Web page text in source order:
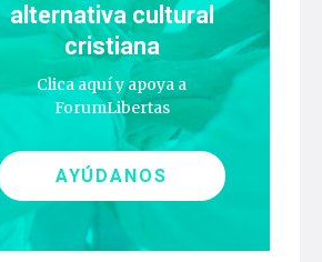
alternativa cultural
cristiana
Clica aquí y apoya a
ForumLibertas
AYÚDANOS